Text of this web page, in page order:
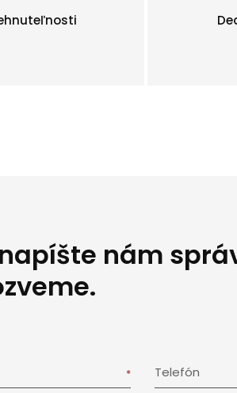
nám
Telefón